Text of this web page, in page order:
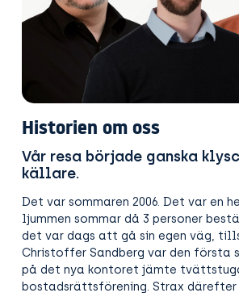
Historien om oss
Vår resa började ganska
källare.
Det var sommaren 2006. Det var en
ljummen sommar då 3 personer
det var dags att gå sin egen väg,
Christoffer Sandberg var den första
på det nya kontoret jämte
bostadsrättsförening. Strax